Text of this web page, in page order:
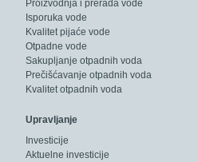
Proizvodnja i prerada vode
Isporuka vode
Kvalitet pijaće vode
Otpadne vode
Sakupljanje otpadnih voda
Prečišćavanje otpadnih voda
Kvalitet otpadnih voda
Upravljanje
Investicije
Aktuelne investicije